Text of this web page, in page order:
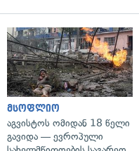
მსოფლიო
აგვისტოს ომიდან 18 წელი
გავიდა — ევროპული